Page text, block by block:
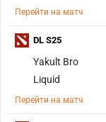
Перейти на матч
Yakult Bro
Liquid
Перейти на матч
DL S25